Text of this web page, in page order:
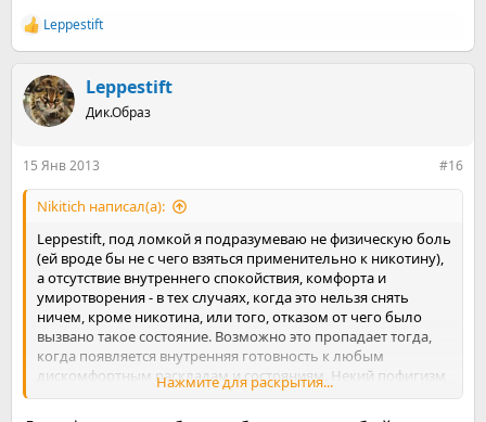
Р
е
к
ц
и
Leppestift
Leppestift
Дик.Образ
15 Янв 2013 #16
Nikitich написал(а):
Leppestift, под ломкой я подразумеваю не физическую боль
(ей вроде бы не с чего взяться применительно к никотину),
а отсутствие внутреннего спокойствия, комфорта и
умиротворения - в тех случаях, когда это нельзя снять
ничем, кроме никотина, или того, отказом от чего было
вызвано такое состояние. Возможно это пропадает тогда,
когда появляется внутренняя готовность к любым
дискомфортным раскладам и состояниям. Некий пофигизм
В части выкрутасов внутреннего "я" - согласен, оно
Нажмите для раскрытия...